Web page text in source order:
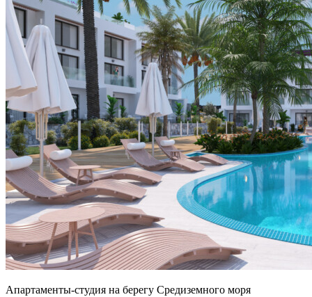
Апартаменты-студия на берегу Средиземного моря